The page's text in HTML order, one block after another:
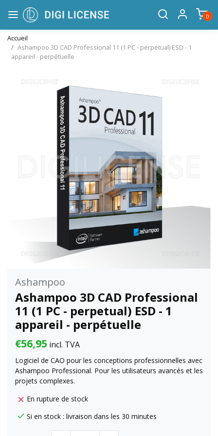
0
Accueil
Ashampoo 3D CAD Professional 11 (1 PC - perpetual) ESD - 1
appareil - perpétuelle
Ashampoo
Ashampoo 3D CAD Professional
11 (1 PC - perpetual) ESD - 1
appareil - perpétuelle
€56,95 incl. TVA
Logiciel de CAO pour les conceptions professionnelles avec
Ashampoo Professional. Pour les utilisateurs avancés et les
projets complexes.
En rupture de stock
Si en stock : livraison dans les 30 minutes